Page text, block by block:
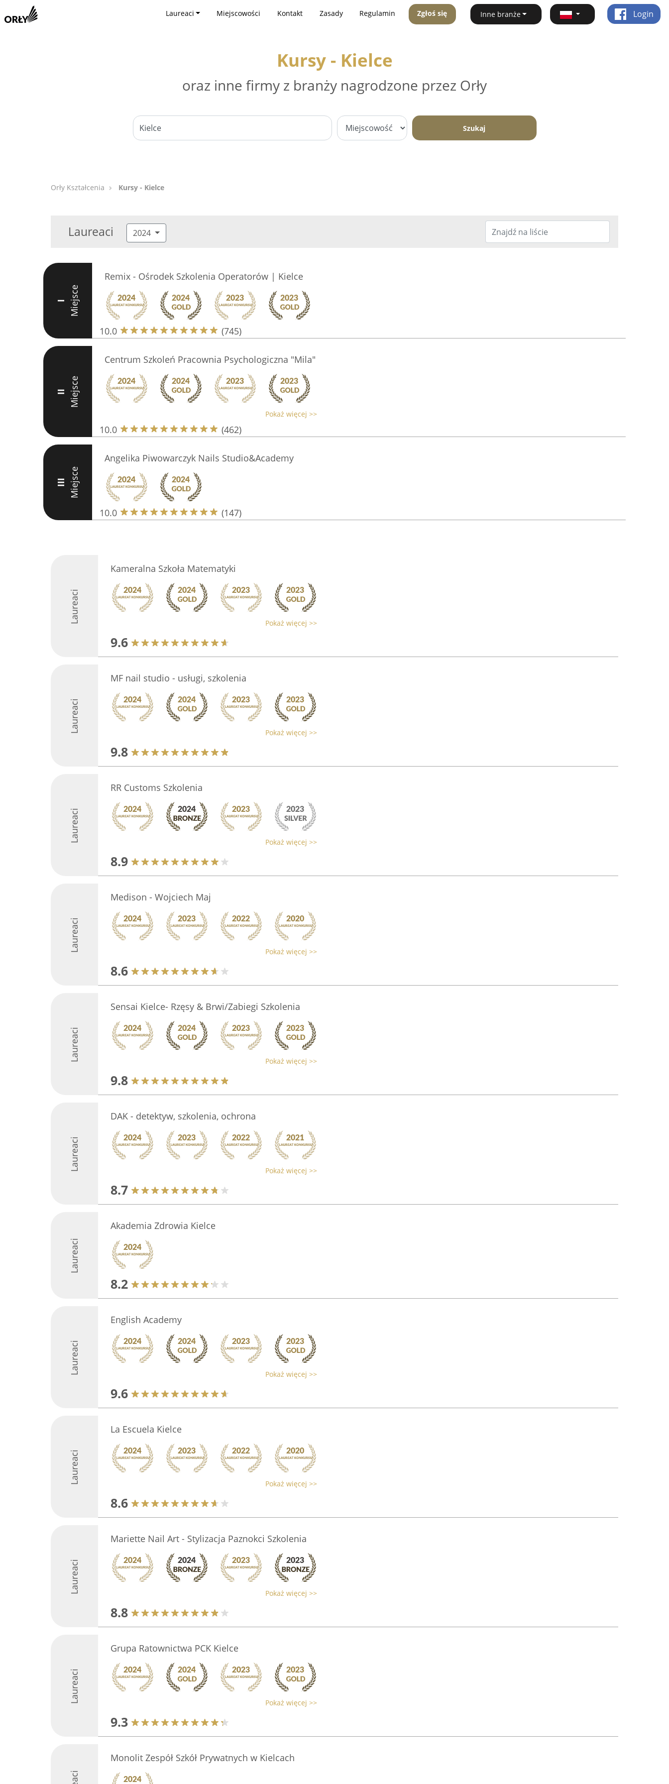
Laureaci Miejscowości Kontakt Zasady Regulamin Zgłoś się Inne branże Login
Kursy - Kielce
oraz inne firmy z branży nagrodzone przez Orły
Szukaj
Orły Kształcenia Kursy - Kielce
Laureaci 2024
I Miejsce
Remix - Ośrodek Szkolenia Operatorów | Kielce
10.0 (745)
II Miejsce
Centrum Szkoleń Pracownia Psychologiczna "Mila"
Pokaż więcej >>
10.0 (462)
III Miejsce
Angelika Piwowarczyk Nails Studio&Academy
10.0 (147)
Laureaci
Kameralna Szkoła Matematyki
Pokaż więcej >>
9.6
Laureaci
MF nail studio - usługi, szkolenia
Pokaż więcej >>
9.8
Laureaci
RR Customs Szkolenia
Pokaż więcej >>
8.9
Laureaci
Medison - Wojciech Maj
Pokaż więcej >>
8.6
Laureaci
Sensai Kielce- Rzęsy & Brwi/Zabiegi Szkolenia
Pokaż więcej >>
9.8
Laureaci
DAK - detektyw, szkolenia, ochrona
Pokaż więcej >>
8.7
Laureaci
Akademia Zdrowia Kielce
8.2
Laureaci
English Academy
Pokaż więcej >>
9.6
Laureaci
La Escuela Kielce
Pokaż więcej >>
8.6
Laureaci
Mariette Nail Art - Stylizacja Paznokci Szkolenia
Pokaż więcej >>
8.8
Laureaci
Grupa Ratownictwa PCK Kielce
Pokaż więcej >>
9.3
Monolit Zespół Szkół Prywatnych w Kielcach